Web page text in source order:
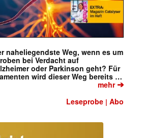
naheliegendste Weg, wenn es um
bei Verdacht auf
oder Parkinson geht? Für
wird dieser Weg bereits …
mehr➔
Leseprobe |Abo